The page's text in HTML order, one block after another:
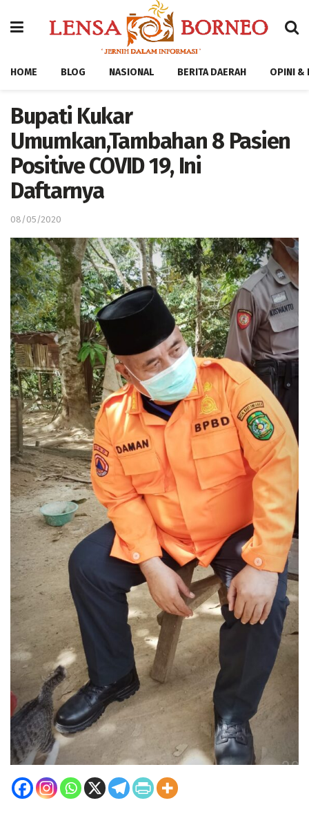
HOME BLOG NASIONAL BERITA DAERAH OPINI &
Bupati Kukar
Umumkan,Tambahan 8 Pasien
Positive COVID 19, Ini
Daftarnya
08/05/2020